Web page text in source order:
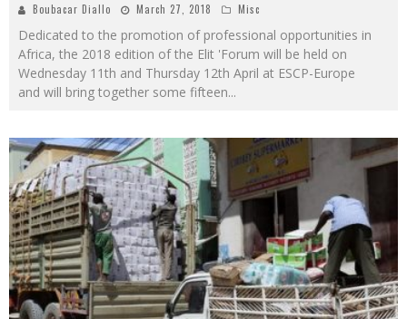
Boubacar Diallo March 27, 2018 Misc
Dedicated to the promotion of professional opportunities in
Africa, the 2018 edition of the Elit 'Forum will be held on
Wednesday 11th and Thursday 12th April at ESCP-Europe
and will bring together some fifteen...